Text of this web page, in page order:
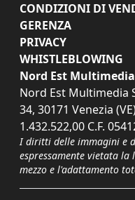
CONDIZIONI DI
GERENZA
PRIVACY
WHISTLEBLOWING
Nord Est
Nord Est Multimedia
34, 30171 Venezia
1.432.522,00 C.F.
I diritti delle immagini e
espressamente vietata
mezzo e l'adattamento